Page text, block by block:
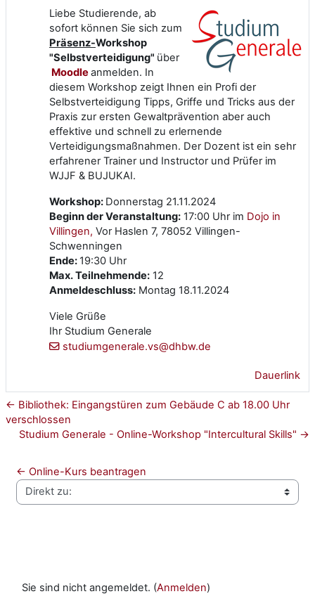
Liebe Studierende, ab
sofort können Sie sich zum
Präsenz-Workshop
"Selbstverteidigung" über
Moodleanmelden. In
diesem Workshop zeigt Ihnen ein Profi der
Selbstverteidigung Tipps, Griffe und Tricks aus der
Praxis zur ersten Gewaltprävention aber auch
effektive und schnell zu erlernende
Verteidigungsmaßnahmen. Der Dozent ist ein sehr
erfahrener Trainer und Instructor und Prüfer im
WJJF & BUJUKAI.
Workshop: Donnerstag 21.11.2024
Beginn der Veranstaltung: 17:00 Uhr im Dojo in
Villingen, Vor Haslen 7, 78052 Villingen-
Schwenningen
Ende: 19:30 Uhr
Max. Teilnehmende: 12
Anmeldeschluss: Montag 18.11.2024
Viele Grüße
Ihr Studium Generale
studiumgenerale.vs@dhbw.de
Dauerlink
← Bibliothek: Eingangstüren zum Gebäude C ab 18.00 Uhr
verschlossen
Studium Generale - Online-Workshop "Intercultural Skills" →
← Online-Kurs beantragen
Direkt zu:
Sie sind nicht angemeldet. (Anmelden)